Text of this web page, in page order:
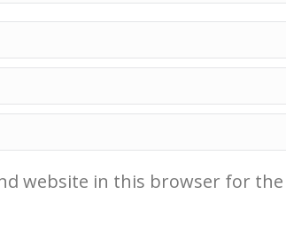
website in this browser for